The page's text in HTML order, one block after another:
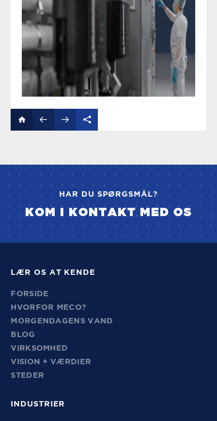
HAR DU SPØRGSMÅL?
KOM I KONTAKT MED OS
LÆR OS AT KENDE
FORSIDE
HVORFOR MECO?
MORGENDAGENS VAND
BLOG
VIRKSOMHED
VISION + VÆRDIER
STEDER
INDUSTRIER